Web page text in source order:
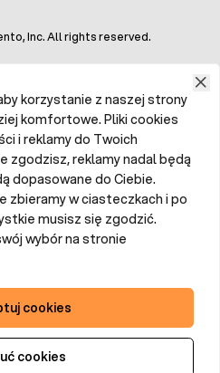
Inc. All rights reserved.
korzystanie z naszej strony
komfortowe. Pliki cookies
i reklamy do Twoich
zgodzisz, reklamy nadal będą
dopasowane do Ciebie.
zbieramy w ciasteczkach i po
musisz się zgodzić.
wybór na stronie
cookies
cookies